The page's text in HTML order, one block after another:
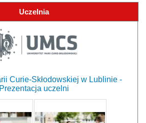
Uczelnia
Curie-Skłodowskiej w Lublinie -
Prezentacja uczelni